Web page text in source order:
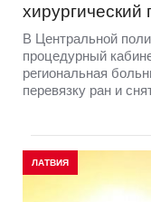
В Центральной
процедурный
региональная
перевязку ран и
ЛАТВИЯ